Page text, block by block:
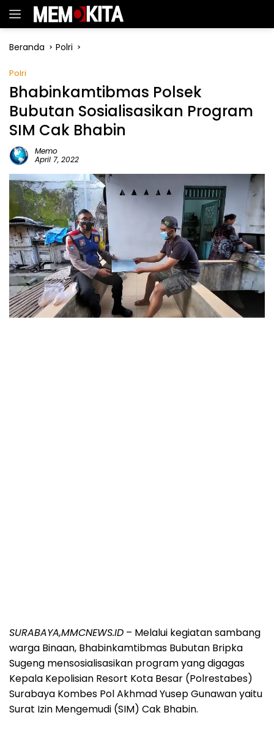
Langsung
Beranda
Polri
Polri
Bhabinkamtibmas Polsek
Bubutan Sosialisasikan Program
SIM Cak Bhabin
Memo
April 7, 2022
SURABAYA,MMCNEWS.ID – Melalui kegiatan sambang
warga Binaan, Bhabinkamtibmas Bubutan Bripka
Sugeng mensosialisasikan program yang digagas
Kepala Kepolisian Resort Kota Besar (Polrestabes)
Surabaya Kombes Pol Akhmad Yusep Gunawan yaitu
Surat Izin Mengemudi (SIM) Cak Bhabin.